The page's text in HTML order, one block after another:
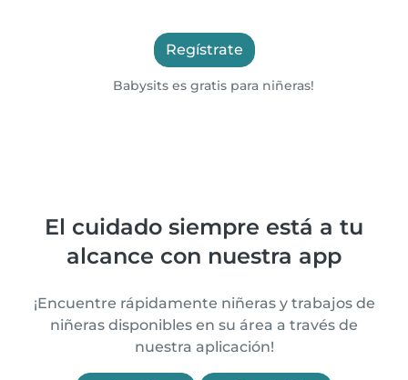
Regístrate
Babysits es gratis para niñeras!
El cuidado siempre está a tu
alcance con nuestra app
¡Encuentre rápidamente niñeras y trabajos de
niñeras disponibles en su área a través de
nuestra aplicación!